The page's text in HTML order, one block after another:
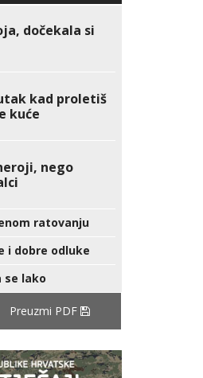
dočekala si
kad proletiš
kuće
nego
ratovanju
i dobre odluke
se lako
Preuzmi PDF